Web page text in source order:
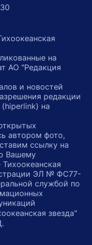
на
АО "Редакция
и новостей
редакции
на
автором фото,
ссылку на
Вашему
ЭЛ № ФС77-
службой по
звезда"